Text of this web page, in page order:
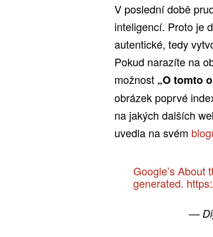
V poslední době
inteligencí. Proto je
autentické, tedy
Pokud narazíte na
možnost „O tomto
obrázek poprvé
na jakých dalších
uvedla na svém
Google’s About
generated.
—